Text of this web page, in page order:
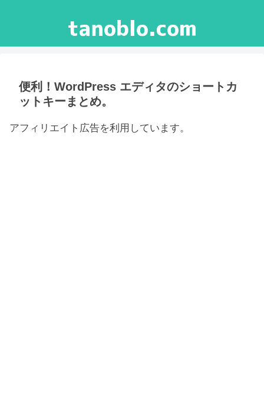
便利！WordPress エディタのショートカ
ットキーまとめ。
アフィリエイト広告を利用しています。